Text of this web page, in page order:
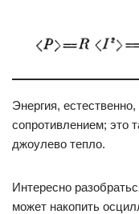
Энергия,
сопротивлением; это
джоулево тепло.
Интересно
может накопить